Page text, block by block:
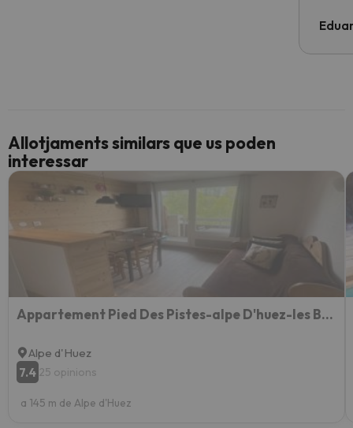
Allotjaments similars que us poden
interessar
Appartement Pied Des Pistes-alpe D'huez-les Bergers-1 Chambre-5 Personnes
Alpe d'Huez
7.4 25 opinions
a 145 m de Alpe d'Huez